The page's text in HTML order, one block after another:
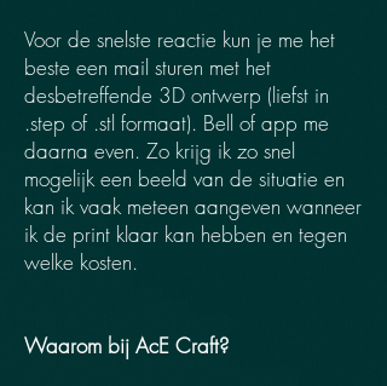
Voor de snelste reactie kun je me het
beste een mail sturen met het
desbetreffende 3D ontwerp (liefst in
.step of .stl formaat). Bell of app me
daarna even. Zo krijg ik zo snel
mogelijk een beeld van de situatie en
kan ik vaak meteen aangeven wanneer
ik de print klaar kan hebben en tegen
welke kosten.
Waarom bij AcE Craft?